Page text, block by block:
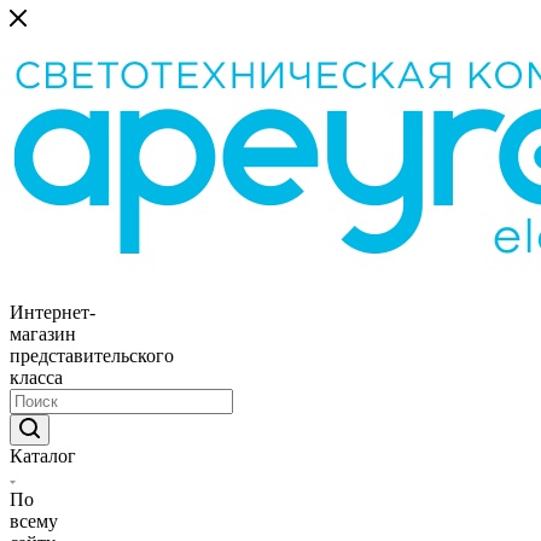
Интернет-
магазин
представительского
класса
Каталог
По
всему